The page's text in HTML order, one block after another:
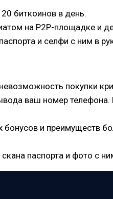
биткоинов в день.
на Р2Р-площадке и
и селфи с ним в
покупки
ваш номер
и преимуществ
паспорта и фото с